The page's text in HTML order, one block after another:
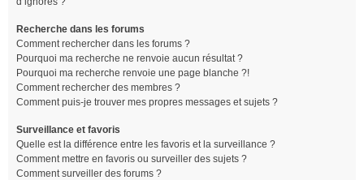
Recherche dans les forums
Comment rechercher dans les forums ?
Pourquoi ma recherche ne renvoie aucun résultat ?
Pourquoi ma recherche renvoie une page blanche ?!
Comment rechercher des membres ?
Comment puis-je trouver mes propres messages et sujets ?
Surveillance et favoris
Quelle est la différence entre les favoris et la surveillance ?
Comment mettre en favoris ou surveiller des sujets ?
Comment surveiller des forums ?